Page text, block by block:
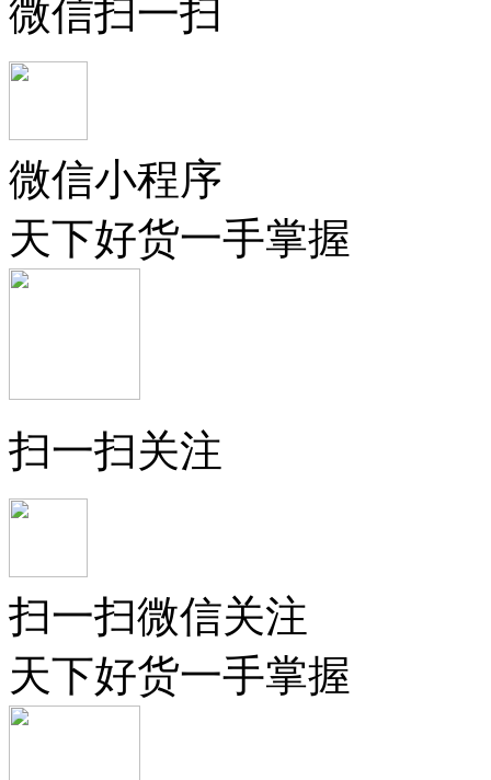
微信扫一扫
微信小程序
天下好货一手掌握
扫一扫关注
扫一扫微信关注
天下好货一手掌握